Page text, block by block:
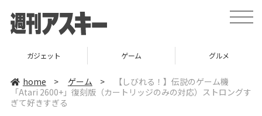
t
o
i
ガジェット ゲーム グルメ
home > ゲーム >
【しびれる！】伝説のゲーム機
「Atari 2600+」復刻版（カートリッジのみの対応）ストロングす
ぎて好きすぎる